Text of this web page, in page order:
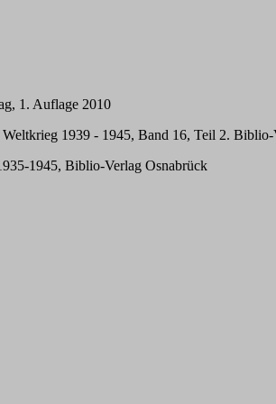
1. Auflage 2010
1939 - 1945, Band 16, Teil 2.
1945, Biblio-Verlag Osnabrück